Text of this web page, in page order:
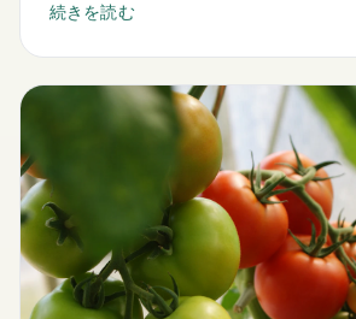
続きを読む